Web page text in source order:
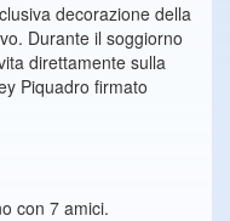
decorazione della
Durante il soggiorno
direttamente sulla
Piquadro firmato
con 7 amici.